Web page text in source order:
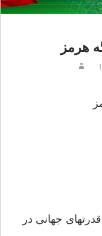
هرمز
جهانی در